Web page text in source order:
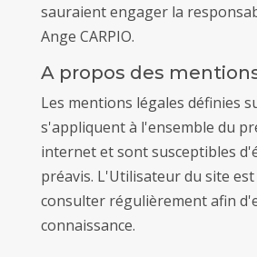
sauraient engager la
Ange CARPIO.
A propos des
Les mentions légales définies
s'appliquent à l'ensemble du
internet et sont susceptibles
préavis. L'Utilisateur du site
consulter régulièrement afin
connaissance.